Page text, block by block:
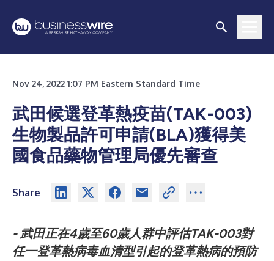
Nov 24, 2022 1:07 PM Eastern Standard Time
武田候選登革熱疫苗(TAK-003)
生物製品許可申請(BLA)獲得美
國食品藥物管理局優先審查
Share
-武田正在4歲至60歲人群中評估TAK-003對
任一登革熱病毒血清型引起的登革熱病的預防